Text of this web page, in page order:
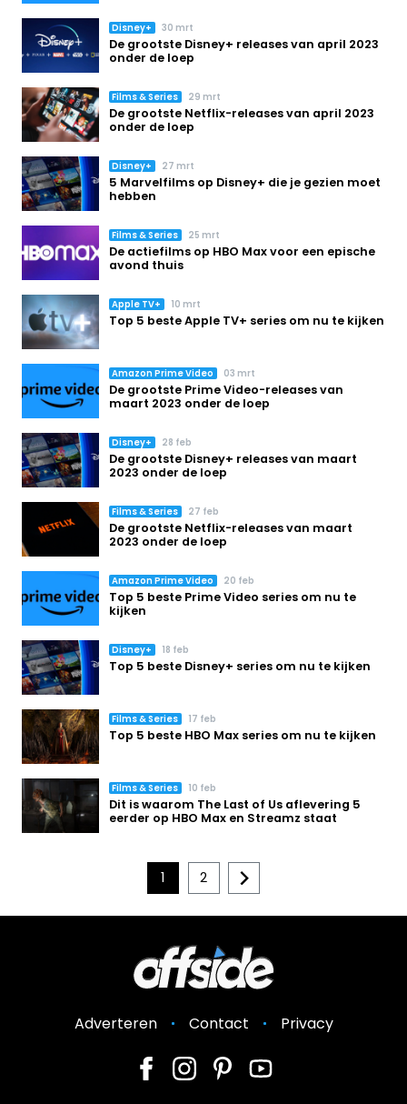
Disney+ 30 mrt
De grootste Disney+ releases van april 2023
onder de loep
Films & Series 29 mrt
De grootste Netflix-releases van april 2023
onder de loep
Disney+ 27 mrt
5 Marvelfilms op Disney+ die je gezien moet
hebben
Films & Series 25 mrt
De actiefilms op HBO Max voor een epische
avond thuis
Apple TV+ 10 mrt
Top 5 beste Apple TV+ series om nu te kijken
Amazon Prime Video 03 mrt
De grootste Prime Video-releases van
maart 2023 onder de loep
Disney+ 28 feb
De grootste Disney+ releases van maart
2023 onder de loep
Films & Series 27 feb
De grootste Netflix-releases van maart
2023 onder de loep
Amazon Prime Video 20 feb
Top 5 beste Prime Video series om nu te
kijken
Disney+ 18 feb
Top 5 beste Disney+ series om nu te kijken
Films & Series 17 feb
Top 5 beste HBO Max series om nu te kijken
Films & Series 10 feb
Dit is waarom The Last of Us aflevering 5
eerder op HBO Max en Streamz staat
1 2
Adverteren Contact Privacy